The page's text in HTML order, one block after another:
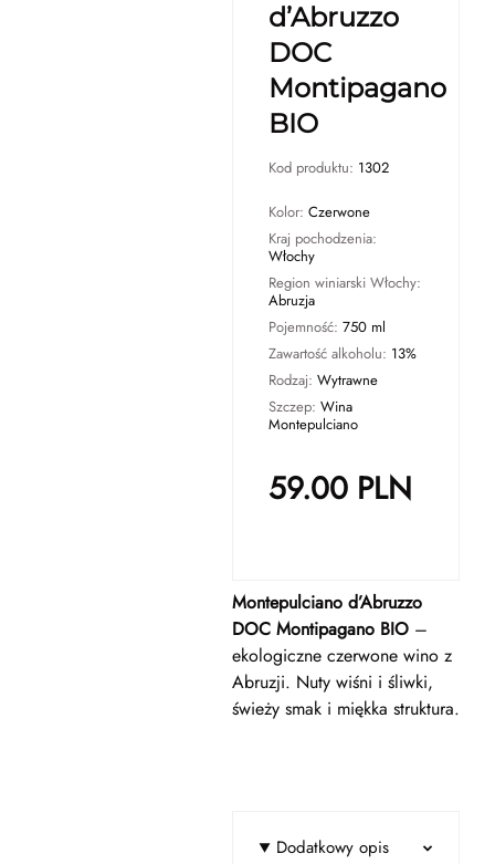
d’Abruzzo
DOC
Montipagano
BIO
Kod produktu: 1302
Kolor: Czerwone
Kraj pochodzenia:
Włochy
Region winiarski Włochy:
Abruzja
Pojemność: 750 ml
Zawartość alkoholu: 13%
Rodzaj: Wytrawne
Szczep: Wina
Montepulciano
59.00PLN
Montepulciano d’Abruzzo
DOC Montipagano BIO–
ekologiczne czerwone wino z
Abruzji. Nuty wiśni i śliwki,
świeży smak i miękka struktura.
Dodatkowy opis